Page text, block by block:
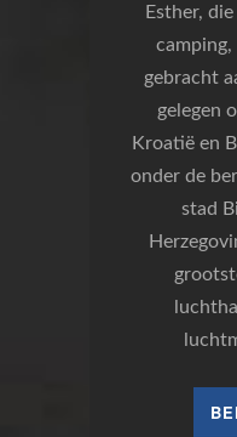
Esther,
camping,
gebracht
gelegen
Kroatië en
onder de
stad